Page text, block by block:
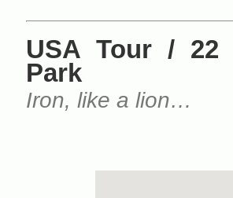
USA Tour /
Park
Iron, like a lion…